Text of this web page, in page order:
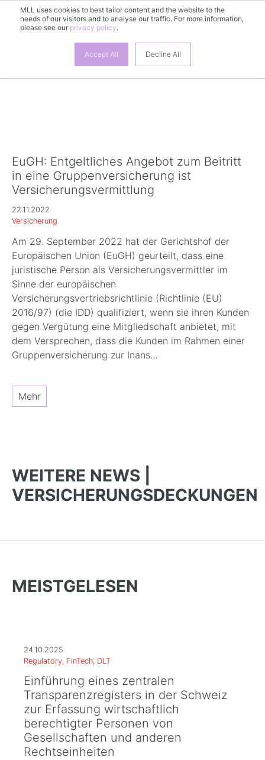
MLL uses cookies to best tailor content and the website to the
needs of our visitors and to analyse our traffic. For more information,
please see our privacy policy.
Accept All Decline All
DE
EuGH: Entgeltliches Angebot zum Beitritt
in eine Gruppenversicherung ist
Versicherungsvermittlung
22.11.2022
Versicherung
Am 29. September 2022 hat der Gerichtshof der
Europäischen Union (EuGH) geurteilt, dass eine
juristische Person als Versicherungsvermittler im
Sinne der europäischen
Versicherungsvertriebsrichtlinie (Richtlinie (EU)
2016/97) (die IDD) qualifiziert, wenn sie ihren Kunden
gegen Vergütung eine Mitgliedschaft anbietet, mit
dem Versprechen, dass die Kunden im Rahmen einer
Gruppenversicherung zur Inans…
Mehr
WEITERE NEWS |
VERSICHERUNGSDECKUNGEN
MEISTGELESEN
24.10.2025
Regulatory, FinTech, DLT
Einführung eines zentralen
Transparenzregisters in der Schweiz
zur Erfassung wirtschaftlich
berechtigter Personen von
Gesellschaften und anderen
Rechtseinheiten